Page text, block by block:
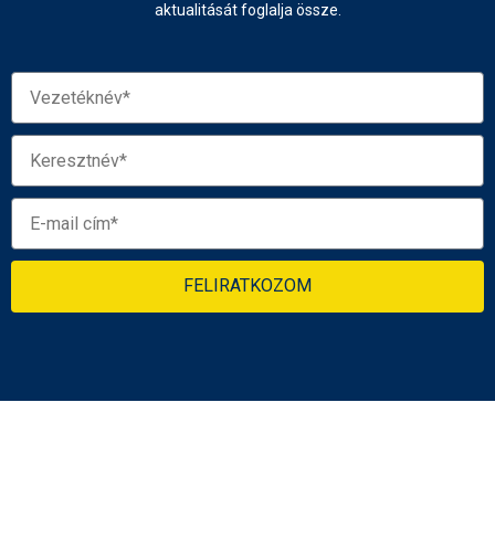
aktualitását foglalja össze.
FELIRATKOZOM